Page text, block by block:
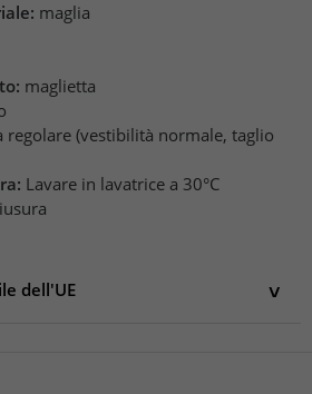
maglia
maglietta
regolare (vestibilità normale, taglio
Lavare in lavatrice a 30°C
dell'UE